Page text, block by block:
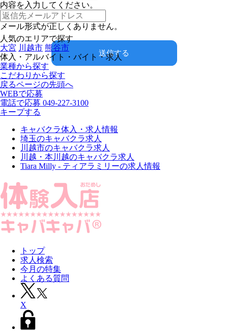
内容を入力してください。
メール形式が正しくありません。
送信する
人気のエリアで探す
大宮 川越市 熊谷市
体入・アルバイト・バイト・求人
業種から探す
こだわりから探す
戻るページの先頭へ
WEBで応募
電話で応募 049-227-3100
キープする
キャバクラ体入・求人情報
埼玉のキャバクラ求人
川越市のキャバクラ求人
川越・本川越のキャバクラ求人
Tiara Milly - ティアラミリーの求人情報
トップ
求人検索
今月の特集
よくある質問
X